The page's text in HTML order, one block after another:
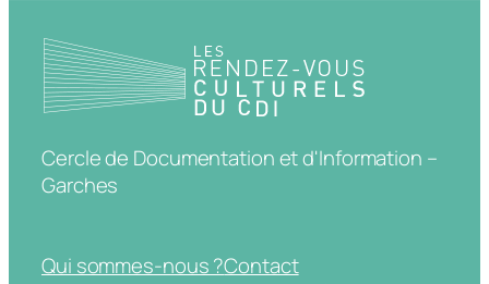
Cercle de Documentation et d'Information –
Garches
Qui sommes-nous ?Contact